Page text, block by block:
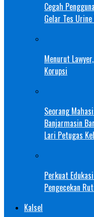
Cegah
Gelar Tes
Menurut
Korupsi
Seorang
Banjarmasin
Lari Petugas
Perkuat
Pengecekan
Kalsel